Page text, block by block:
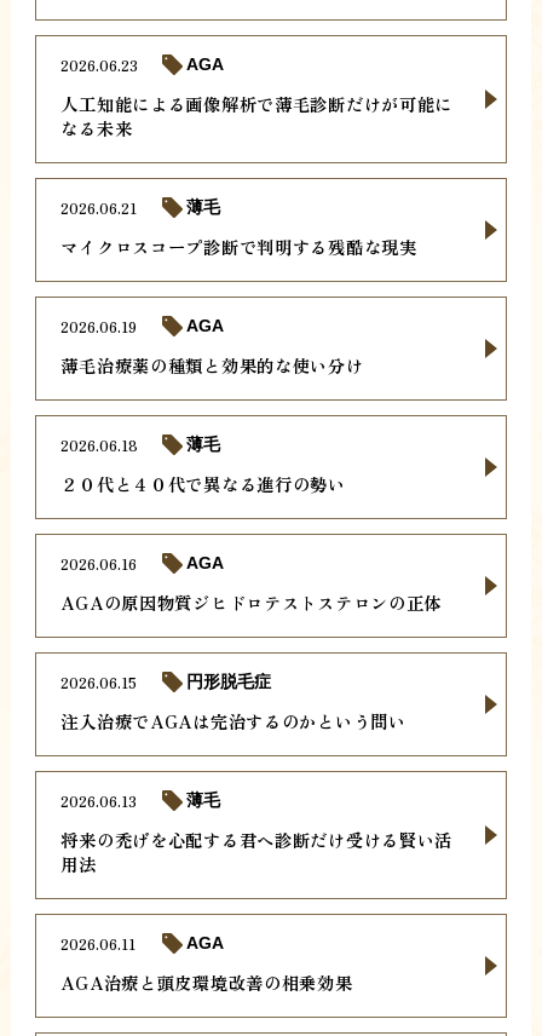
人工知能による画像解析で薄毛診断だけが可能に
なる未来
2026.06.23 AGA
マイクロスコープ診断で判明する残酷な現実
2026.06.21 薄毛
薄毛治療薬の種類と効果的な使い分け
2026.06.19 AGA
２０代と４０代で異なる進行の勢い
2026.06.18 薄毛
AGAの原因物質ジヒドロテストステロンの正体
2026.06.16 AGA
注入治療でAGAは完治するのかという問い
2026.06.15 円形脱毛症
将来の禿げを心配する君へ診断だけ受ける賢い活
用法
2026.06.13 薄毛
AGA治療と頭皮環境改善の相乗効果
2026.06.11 AGA